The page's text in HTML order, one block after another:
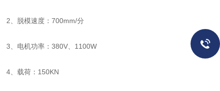
2、脱模速度：700mm/分
3、电机功率：380V、1100W
4、载荷：150KN